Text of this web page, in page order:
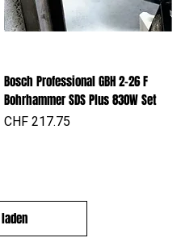
Bosch Professional GBH 2-26 F
Bohrhammer SDS Plus 830W Set
Preis
CHF 217.75